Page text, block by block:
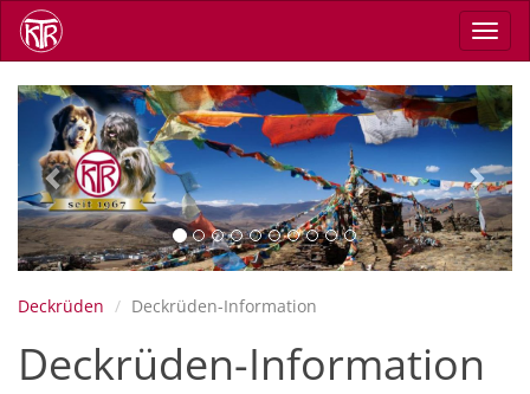
Direkt
zum
Inhalt
Previous Next
Deckrüden Deckrüden-Information
Deckrüden-Information